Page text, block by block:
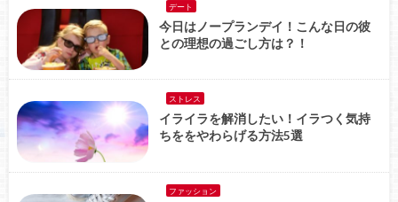
デート
今日はノープランデイ！こんな日の彼
との理想の過ごし方は？！
ストレス
イライラを解消したい！イラつく気持
ちををやわらげる方法5選
ファッション